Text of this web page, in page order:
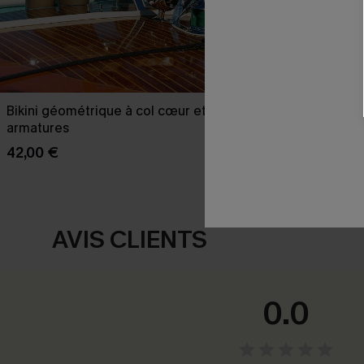
Bikini géométrique à col cœur et
armatures
42,00 €
AVIS CLIENTS
0.0